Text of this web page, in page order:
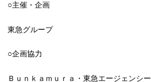
○主催・企画
東急グループ
○企画協力
Ｂｕｎｋａｍｕｒａ・東急エージェンシー